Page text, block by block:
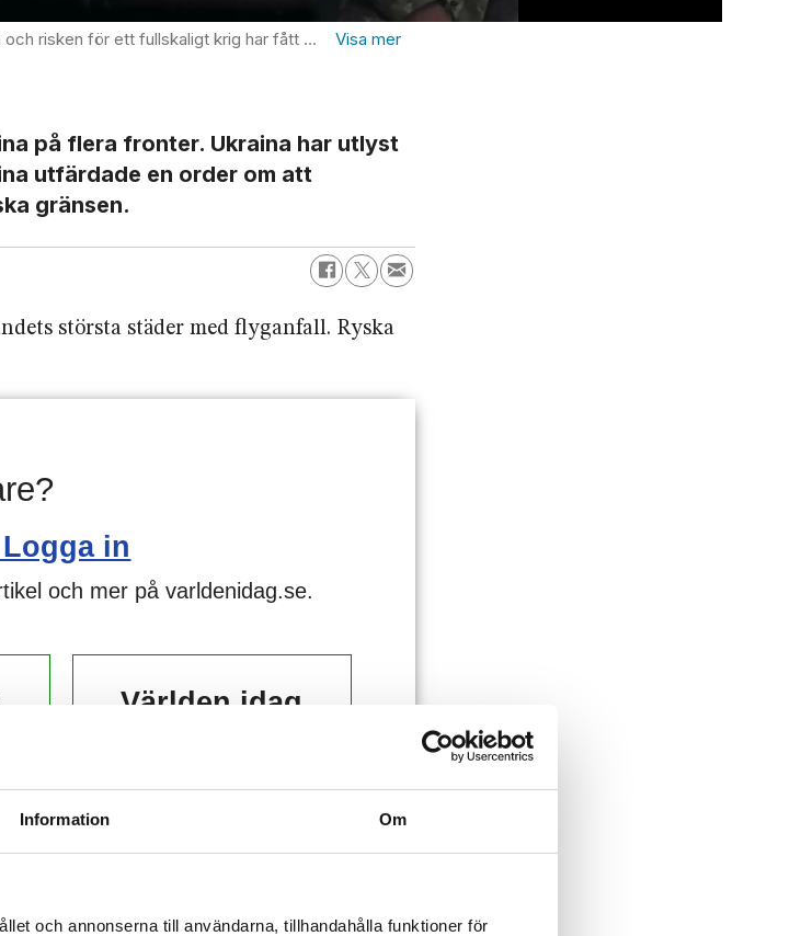
Information Om
och annonserna till användarna, tillhandahålla funktioner för
IRR-TV att påskynda försöken att nå alltfler människor.
på flera fronter. Ukraina har utlyst
utfärdade en order om att
gränsen.
största städer med flyganfall. Ryska
in
och mer på varldenidag.se.
Världen idag
229,-